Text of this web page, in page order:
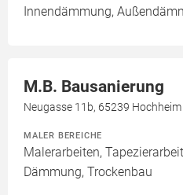
Innendämmung,
M.B. Bausanierung
Neugasse 11b, 65239
MALER BEREICHE
Malerarbeiten,
Dämmung, Trockenbau